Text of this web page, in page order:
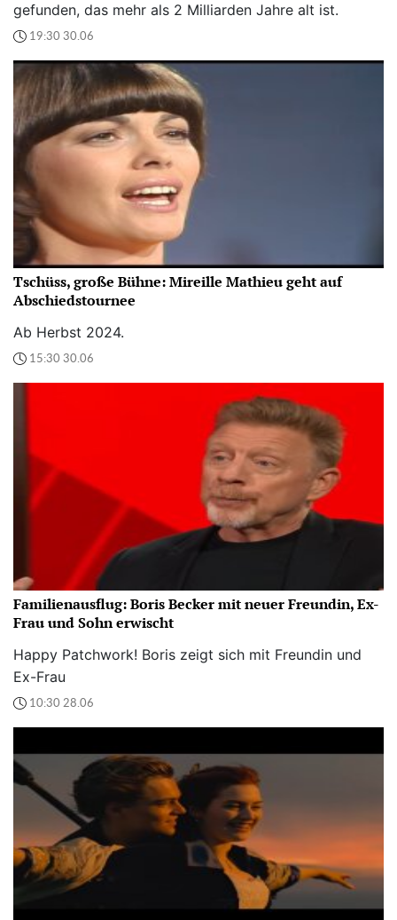
gefunden, das mehr als 2 Milliarden Jahre alt ist.
19:30 30.06
Tschüss, große Bühne: Mireille Mathieu geht auf
Abschiedstournee
Ab Herbst 2024.
15:30 30.06
Familienausflug: Boris Becker mit neuer Freundin, Ex-
Frau und Sohn erwischt
Happy Patchwork! Boris zeigt sich mit Freundin und
Ex-Frau
10:30 28.06